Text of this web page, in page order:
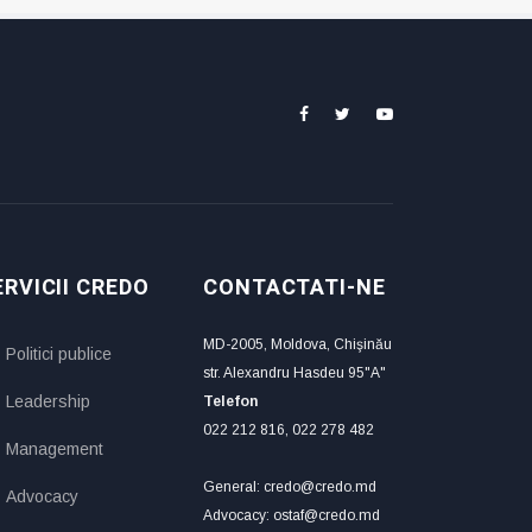
CREDO
Politici publice
Leadership
Management
Advocacy
CONTACTATI-NE
MD-2005, Moldova, Chişinău
str. Alexandru Hasdeu 95"A"
Telefon
022 212 816, 022 278 482
General: credo@credo.md
Advocacy: ostaf@credo.md